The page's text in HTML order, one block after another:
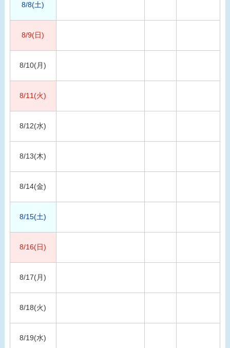
8/8(土)
8/9(日)
8/10(月)
8/11(火)
8/12(水)
8/13(木)
8/14(金)
8/15(土)
8/16(日)
8/17(月)
8/18(火)
8/19(水)